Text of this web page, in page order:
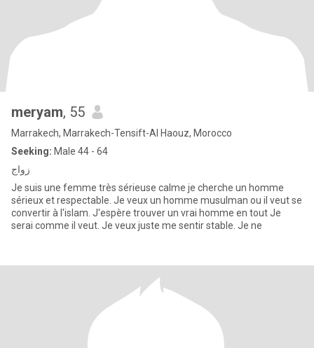
meryam, 55
Marrakech, Marrakech-Tensift-Al Haouz, Morocco
Seeking: Male 44 - 64
زواج
Je suis une femme très sérieuse calme je cherche un homme
sérieux et respectable. Je veux un homme musulman ou il veut se
convertir à l'islam. J'espère trouver un vrai homme en tout Je
serai comme il veut. Je veux juste me sentir stable. Je ne